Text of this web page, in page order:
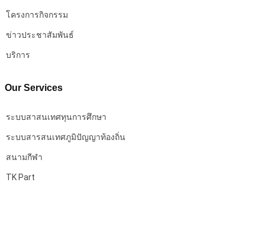
โครงการกิจกรรม
ข่าวประชาสัมพันธ์
บริการ
Our Services
ระบบสาสนเทศทุนการศึกษา
ระบบสารสนเทศภูมิปัญญาท้องถิ่น
สนามกีฬา
TK Part